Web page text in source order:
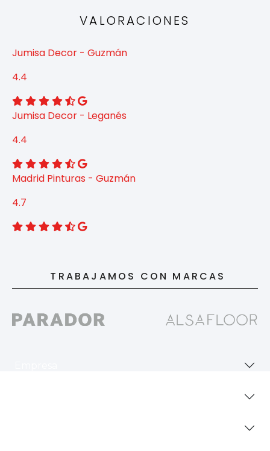
VALORACIONES
Jumisa Decor - Guzmán
4.4
Jumisa Decor - Leganés
4.4
Madrid Pinturas - Guzmán
4.7
TRABAJAMOS CON MARCAS